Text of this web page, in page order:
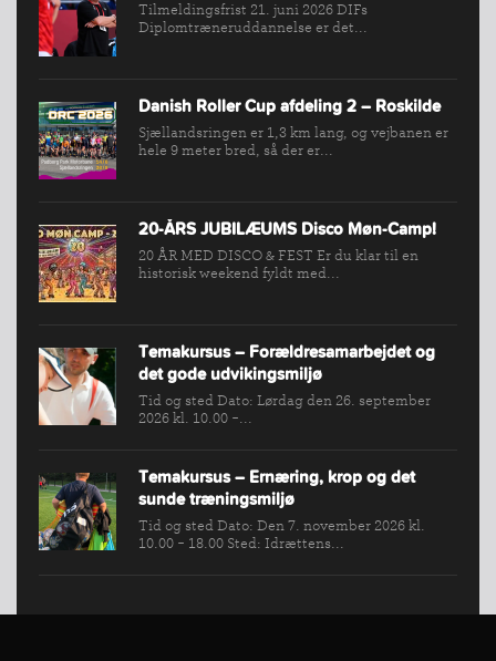
INDMELDELSE
NYHEDER
FIND
KLUB
FORBUNDET
VÆRKTØJSKASSEN
KONKURRENCER
Tilmeldingsfrist 21. juni 2026 DIFs
Diplomtræneruddannelse er det...
Danish Roller Cup afdeling 2 – Roskilde
Sjællandsringen er 1,3 km lang, og vejbanen er
hele 9 meter bred, så der er...
20-ÅRS JUBILÆUMS Disco Møn-Camp!
20 ÅR MED DISCO & FEST Er du klar til en
historisk weekend fyldt med...
Temakursus – Forældresamarbejdet og
det gode udvikingsmiljø
Tid og sted Dato: Lørdag den 26. september
2026 kl. 10.00 -...
Temakursus – Ernæring, krop og det
sunde træningsmiljø
Tid og sted Dato: Den 7. november 2026 kl.
10.00 - 18.00 Sted: Idrættens...